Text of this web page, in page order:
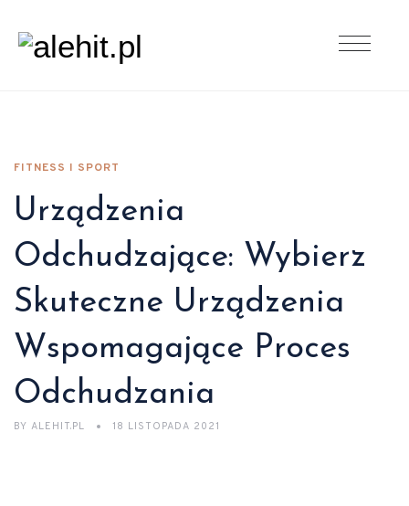
FITNESS I SPORT
Urządzenia
Odchudzające: Wybierz
Skuteczne Urządzenia
Wspomagające Proces
Odchudzania
BY ALEHIT.PL 18 LISTOPADA 2021